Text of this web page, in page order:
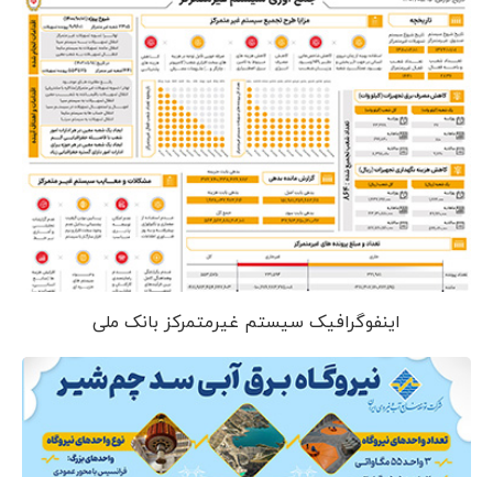
اینفوگرافیک سیستم غیرمتمرکز بانک ملی